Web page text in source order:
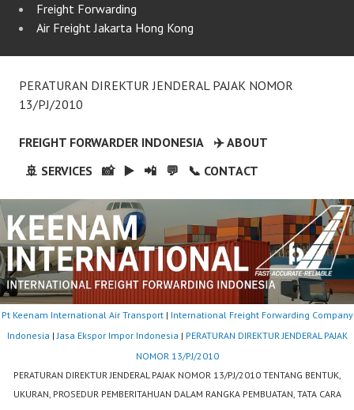
Freight Forwarding
Air Freight Jakarta Hong Kong
PERATURAN DIREKTUR JENDERAL PAJAK NOMOR
13/PJ/2010
FREIGHT FORWARDER INDONESIA
✈️ ABOUT
🚢 SERVICES
📸 ▶️ 📲 💬 📞 CONTACT
Pt Keenam International Air Transport| International Freight Forwarding Company
Indonesia | Jasa Ekspor Impor Indonesia | PERATURAN DIREKTUR JENDERAL PAJAK
NOMOR 13/PJ/2010
PERATURAN DIREKTUR JENDERAL PAJAK NOMOR 13/PJ/2010 TENTANG BENTUK,
UKURAN, PROSEDUR PEMBERITAHUAN DALAM RANGKA PEMBUATAN, TATA CARA